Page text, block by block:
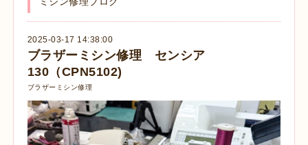
2025-03-17 14:38:00
ブラザーミシン修理 センシア
130（CPN5102)
ブラザーミシン修理